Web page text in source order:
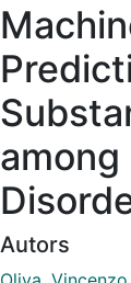
Autors